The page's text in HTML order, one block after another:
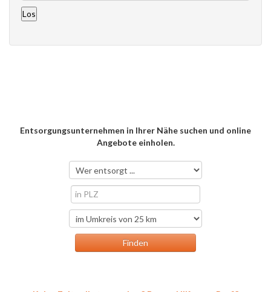
Entsorgungsunternehmen in Ihrer Nähe suchen und online
Angebote einholen.